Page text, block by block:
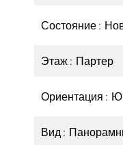
Состояние
Этаж Партер
Ориентация
Вид